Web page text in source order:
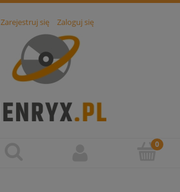
Zarejestruj się Zaloguj się